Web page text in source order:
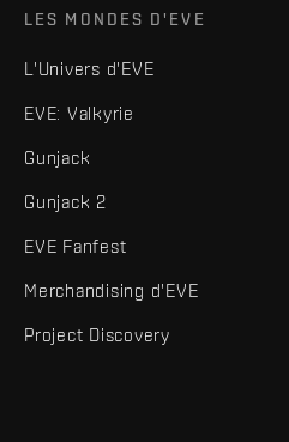
LES MONDES D'EVE
L'Univers d'EVE
EVE: Valkyrie
Gunjack
Gunjack 2
EVE Fanfest
Merchandising d'EVE
Project Discovery